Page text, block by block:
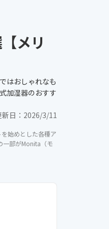
メリ
はおしゃれなも
加湿器のおすす
日： 2026/3/11
始めとした各種ア
一部がMonita（モ